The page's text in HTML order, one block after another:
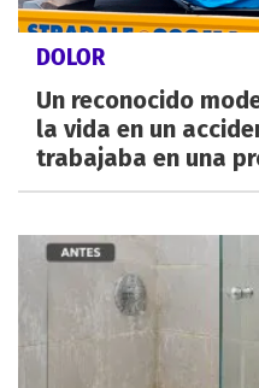
DOLOR
Un reconocido
la vida en un
trabajaba en una